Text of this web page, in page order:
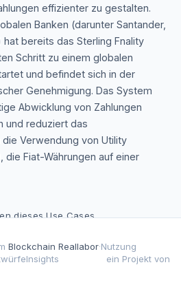
effizienter zu gestalten.
Banken (darunter Santander,
hat bereits das Sterling Fnality
Schritt zu einem globalen
und befindet sich in der
Genehmigung. Das System
Abwicklung von Zahlungen
und reduziert das
Verwendung von Utility
die Fiat-Währungen auf einer
dieses Use Cases
Blockchain Reallabor·Nutzung
Insights
ein Projekt von